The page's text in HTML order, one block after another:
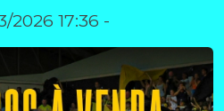
2026 17:36 -